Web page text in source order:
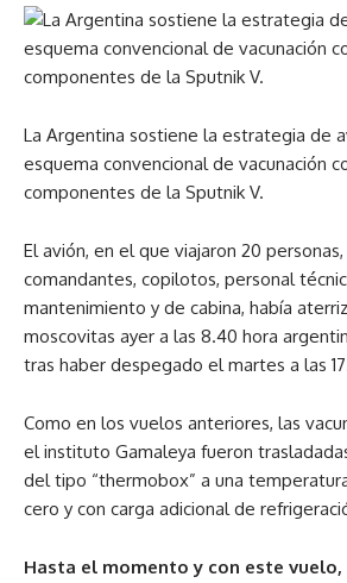
La Argentina sostiene la estrategia de
esquema convencional de vacunación
componentes de la Sputnik V.
El avión, en el que viajaron 20
comandantes, copilotos, personal
mantenimiento y de cabina, había
moscovitas ayer a las 8.40 hora
tras haber despegado el martes a las
Como en los vuelos anteriores, las
el instituto Gamaleya fueron
del tipo “thermobox” a una
cero y con carga adicional de
Hasta el momento y con este